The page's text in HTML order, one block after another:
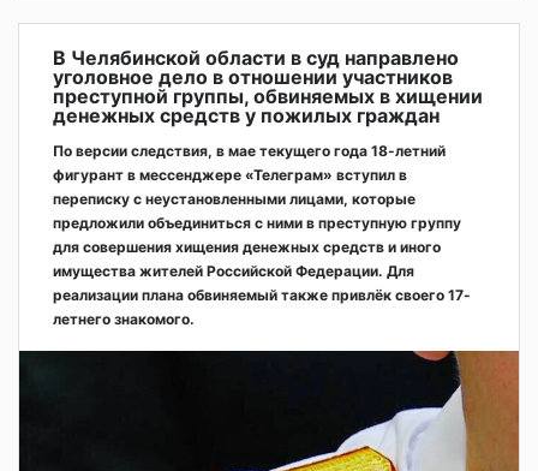
В Челябинской области в суд направлено
уголовное дело в отношении участников
преступной группы, обвиняемых в хищении
денежных средств у пожилых граждан
По версии следствия, в мае текущего года 18-летний
фигурант в мессенджере «Телеграм» вступил в
переписку с неустановленными лицами, которые
предложили объединиться с ними в преступную группу
для совершения хищения денежных средств и иного
имущества жителей Российской Федерации. Для
реализации плана обвиняемый также привлёк своего 17-
летнего знакомого.